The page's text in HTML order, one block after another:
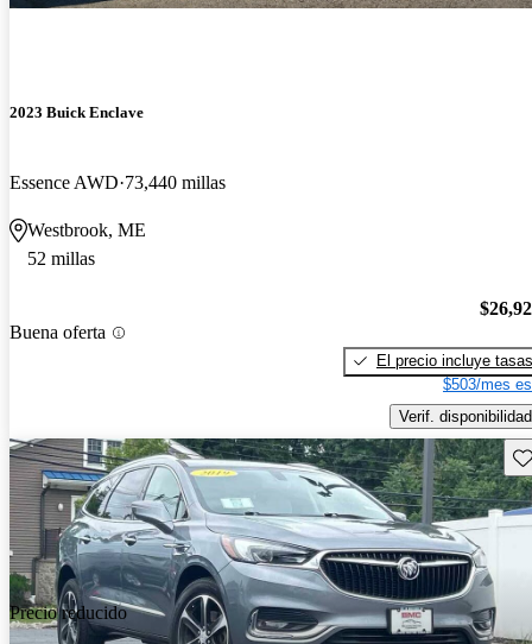
2023 Buick Enclave
Essence AWD 73,440 millas
Westbrook, ME
52 millas
Buena oferta
El precio incluye tasas
$503/mes
Verif. disponibilidad
Precio reducido